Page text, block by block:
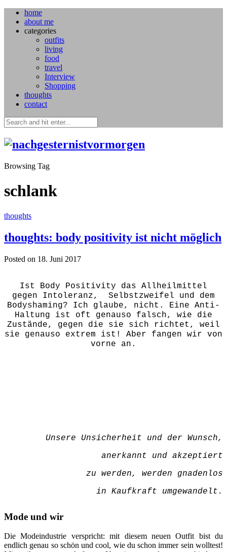
home
about me
categories
outfits
living
food
travel
Interview
Shopping
thoughts
contact
Browsing Tag
schlank
thoughts
thoughts: body positivity ist nicht möglich
Posted on 18. Juni 2017
Ist Body Positivity das Allheilmittel
gegen Intoleranz, Selbstzweifel und dem
Bodyshaming? Ich glaube, nicht. Eine Anti-
Haltung ist oft genauso falsch, wie die
Zustände, gegen die sie sich richtet, weil
sie genauso extrem ist! Aber fangen wir von
vorne an.
Unsere Unsicherheit und der Wunsch,
anerkannt und akzeptiert
zu werden, werden gnadenlos
in Kaufkraft umgewandelt.
Mode und wir
Die Modeindustrie verspricht: mit diesem neuen Outfit bist du
endlich genau so schön und cool, wie du schon immer sein wolltest!